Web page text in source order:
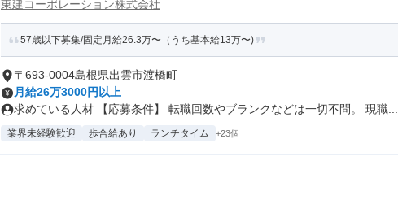
東建コーポレーション株式会社
57歳以下募集/固定月給26.3万〜（うち基本給13万〜)
〒693-0004島根県出雲市渡橋町
月給26万3000円以上
求めている人材 【応募条件】 転職回数やブランクなどは一切不問。 現職...
業界未経験歓迎 歩合給あり ランチタイム +23個